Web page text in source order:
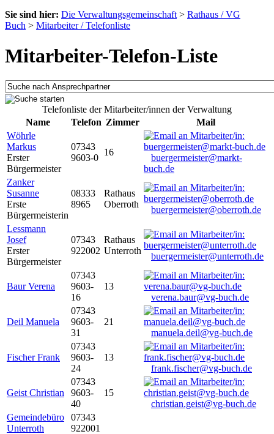
Sie sind hier: Die Verwaltungsgemeinschaft > Rathaus / VG
Buch > Mitarbeiter / Telefonliste
Mitarbeiter-Telefon-Liste
Telefonliste der Mitarbeiter/innen der Verwaltung
Name
Telefon Zimmer
Mail
Wöhrle
Markus
Erster
Bürgermeister
07343
9603-0
16
buergermeister@markt-
buch.de
Zanker
Susanne
Erste
Bürgermeisterin
08333
8965
Rathaus
Oberroth
buergermeister@oberroth.de
Lessmann
Josef
Erster
Bürgermeister
07343
922002
Rathaus
Unterroth
buergermeister@unterroth.de
Baur Verena
07343
9603-
16
13
verena.baur@vg-buch.de
Deil Manuela
07343
9603-
31
21
manuela.deil@vg-buch.de
Fischer Frank
07343
9603-
24
13
frank.fischer@vg-buch.de
Geist Christian
07343
9603-
40
15
christian.geist@vg-buch.de
Gemeindebüro
Unterroth
07343
922001